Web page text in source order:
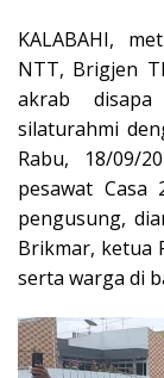
KALABAHI,
NTT, Brigjen
akrab
silaturahmi
Rabu, 18/09/
pesawat Casa
pengusung,
Brikmar, ketua
serta warga di